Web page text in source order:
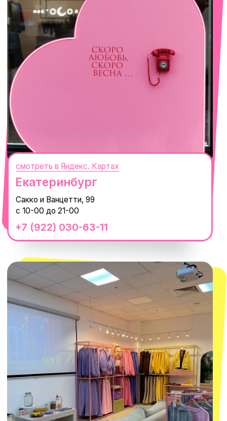
Сочи
Село Эстосадок, ТРЦ Горки Молл,
Горная Карусель, 3
+7 (919) 374-04-04
с 10-00 до 22-00
смотреть в Яндекс. Картах
+7 (932) 602-41-15
ТРК «Европолис Ростокино»
ул. Проспект Мира, 211 к2
с 10-00 до 22-00
Москва
смотреть в Яндекс.Картах
ПОДПИСАТЬСЯ
СЕКРЕТНЫЕ ПРОМОКОДЫ, ПРИГЛАШЕНИЯ
НА МЕРОПРИЯТИЯ И АНОНСЫ НОВИНОК
РАНЬШЕ ВСЕХ